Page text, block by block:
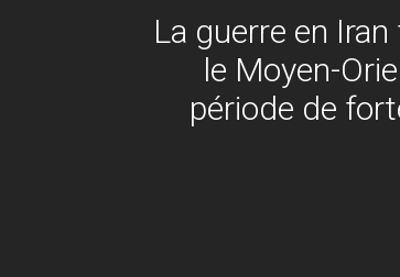
La guerre en
le Moyen-
période de